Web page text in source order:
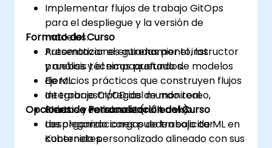
Implementar flujos de trabajo GitOps
para el despliegue y la versión de
modelos.
Automatizar el entrenamiento, las
pruebas y el empaquetado de modelos
de ML.
Integrar estrategias de monitoreo,
alertas y retroceso (rollback).
Formato del Curso
Presentaciones guiadas por el instructor
y análisis técnicos profundos.
Ejercicios prácticos que construyen flujos
de trabajo CI/CD del mundo real.
Práctica en laboratorio en vivo
desplegando cargas de trabajo de ML en
Kubernetes.
Opciones de Personalización del Curso
Las organizaciones pueden solicitar
contenido personalizado alineado con sus